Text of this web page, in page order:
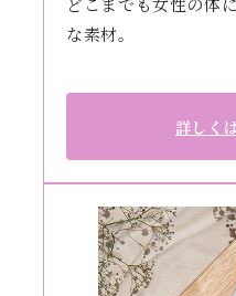
な素材。
詳しく